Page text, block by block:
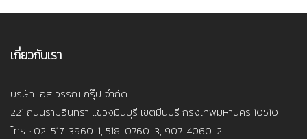
เกี่ยวกับเรา
บริษัท เอส วรรณ กรุ๊ป จำกัด
221 ถนนรามอินทรา แขวงมีนบุรี เขตมีนบุรี กรุงเทพมหานคร 10510
โทร. : 02-517-3960-1, 518-0760-3, 907-4060-2